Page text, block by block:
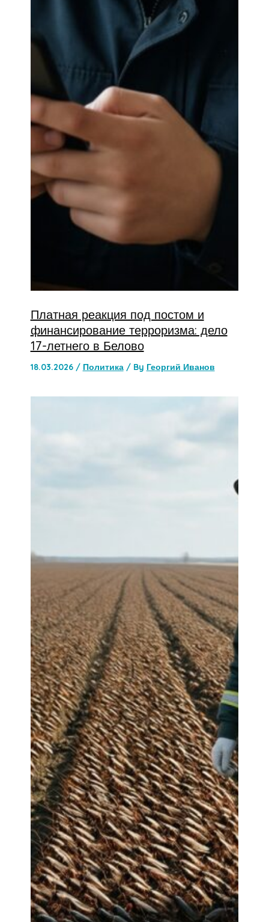
Платная реакция под постом и
финансирование терроризма: дело
17-летнего в Белово
18.03.2026 / Политика/ By Георгий Иванов